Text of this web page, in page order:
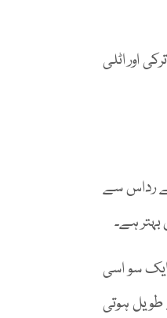
اور اٹلی
رداس سے
بہتر ہے۔
سو اسی
ہوتی